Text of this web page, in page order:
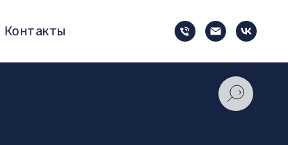
Контакты